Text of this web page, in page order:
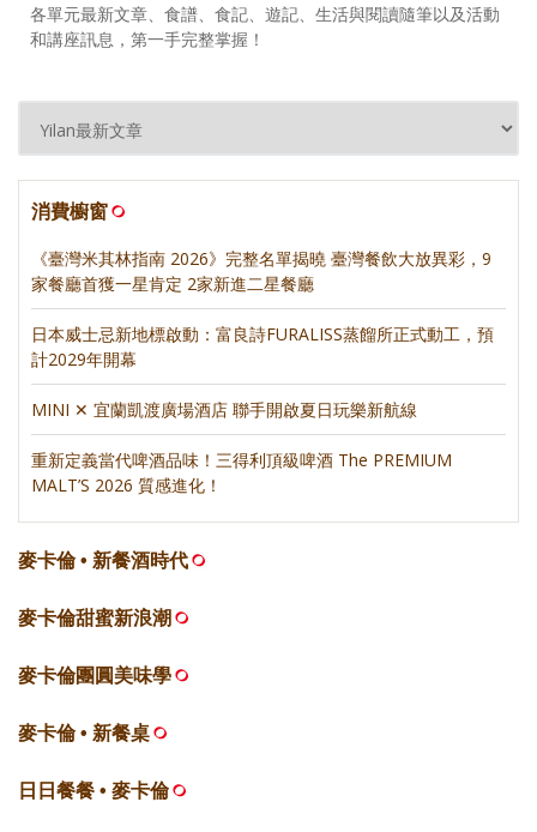
各單元最新文章、食譜、食記、遊記、生活與閱讀隨筆以及活動
和講座訊息，第一手完整掌握！
消費櫥窗
《臺灣米其林指南 2026》完整名單揭曉 臺灣餐飲大放異彩，9
家餐廳首獲一星肯定 2家新進二星餐廳
日本威士忌新地標啟動：富良詩FURALISS蒸餾所正式動工，預
計2029年開幕
MINI ✕ 宜蘭凱渡廣場酒店 聯手開啟夏日玩樂新航線
重新定義當代啤酒品味！三得利頂級啤酒 The PREMIUM
MALT’S 2026 質感進化！
麥卡倫 • 新餐酒時代
麥卡倫甜蜜新浪潮
麥卡倫團圓美味學
麥卡倫 • 新餐桌
日日餐餐 • 麥卡倫